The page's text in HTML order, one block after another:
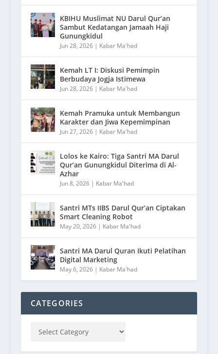
KBIHU Muslimat NU Darul Qur’an
Sambut Kedatangan Jamaah Haji
Gunungkidul
Jun 28, 2026| Kabar Ma'had
Kemah LT I: Diskusi Pemimpin
Berbudaya Jogja Istimewa
Jun 28, 2026| Kabar Ma'had
Kemah Pramuka untuk Membangun
Karakter dan Jiwa Kepemimpinan
Jun 27, 2026| Kabar Ma'had
Lolos ke Kairo: Tiga Santri MA Darul
Qur’an Gunungkidul Diterima di Al-
Azhar
Jun 8, 2026| Kabar Ma'had
Santri MTs IIBS Darul Qur’an Ciptakan
Smart Cleaning Robot
May 20, 2026| Kabar Ma'had
Santri MA Darul Quran Ikuti Pelatihan
Digital Marketing
May 6, 2026| Kabar Ma'had
CATEGORIES